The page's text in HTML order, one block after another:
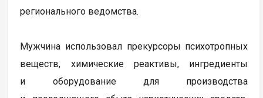
регионального ведомства.
Мужчина использовал прекурсоры психотропных
веществ, химические реактивы, ингредиенты
и оборудование для производства